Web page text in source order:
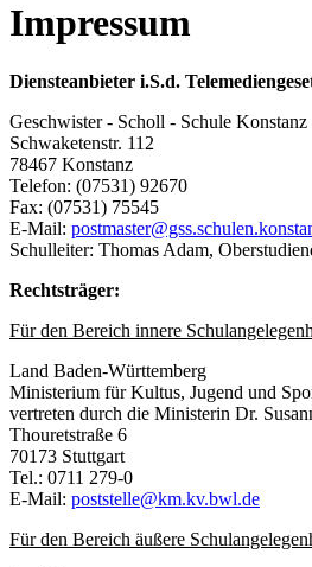
Impressum
Diensteanbieter i.S.d.
Geschwister - Scholl - Schule Konstanz
Schwaketenstr. 112
78467 Konstanz
Telefon: (07531) 92670
Fax: (07531) 75545
E-Mail:
Schulleiter: Thomas Adam,
Rechtsträger:
Für den Bereich innere
Land Baden-Württemberg
Ministerium für Kultus, Jugend und
vertreten durch die Ministerin Dr.
Thouretstraße 6
70173 Stuttgart
Tel.: 0711 279-0
E-Mail: poststelle@km.kv.bwl.de
Für den Bereich äußere